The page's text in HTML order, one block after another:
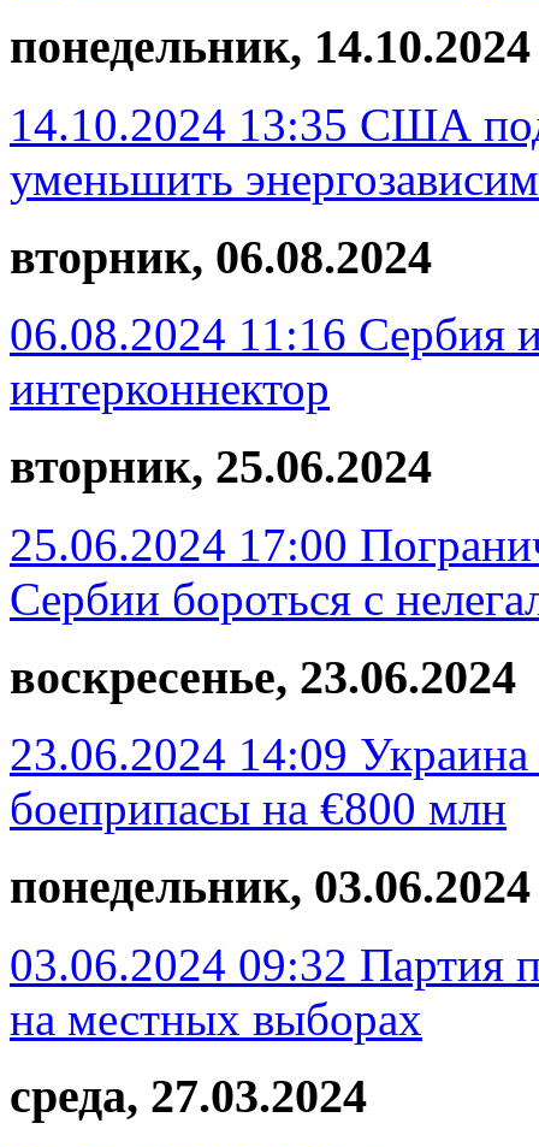
понедельник, 14.10.2024
14.10.2024 13:35 США
уменьшить
вторник, 06.08.2024
06.08.2024 11:16 Сербия
интерконнектор
вторник, 25.06.2024
25.06.2024 17:00
Сербии бороться с
воскресенье, 23.06.2024
23.06.2024 14:09 Украина
боеприпасы на €800 млн
понедельник, 03.06.2024
03.06.2024 09:32 Партия
на местных выборах
среда, 27.03.2024